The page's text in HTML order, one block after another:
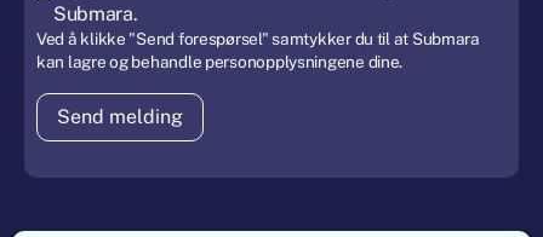
Submara.
Ved å klikke "Send forespørsel" samtykker du til at Submara
kan lagre og behandle personopplysningene dine.